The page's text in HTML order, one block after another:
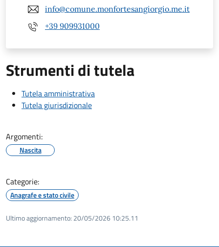
info@comune.monfortesangiorgio.me.it
+39 909931000
Strumenti di tutela
Tutela amministrativa
Tutela giurisdizionale
Argomenti:
Nascita
Categorie:
Anagrafe e stato civile
Ultimo aggiornamento: 20/05/2026 10:25.11